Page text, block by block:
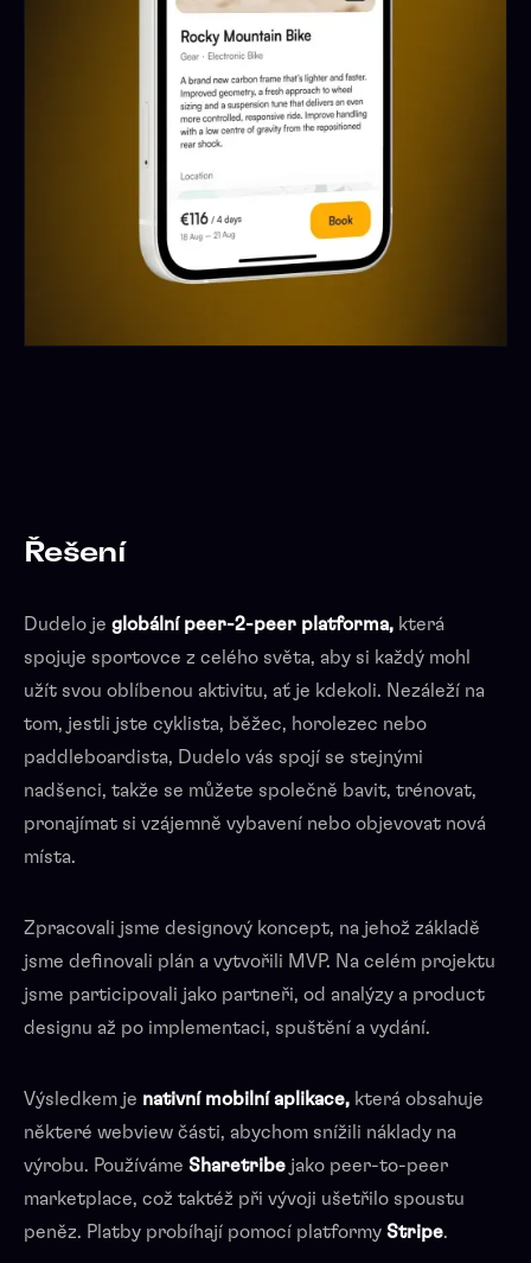
Řešení
Dudelo je globální peer-2-peer platforma, která
spojuje sportovce z celého světa, aby si každý mohl
užít svou oblíbenou aktivitu, ať je kdekoli. Nezáleží na
tom, jestli jste cyklista, běžec, horolezec nebo
paddleboardista, Dudelo vás spojí se stejnými
nadšenci, takže se můžete společně bavit, trénovat,
pronajímat si vzájemně vybavení nebo objevovat nová
místa.
Zpracovali jsme designový koncept, na jehož základě
jsme definovali plán a vytvořili MVP. Na celém projektu
jsme participovali jako partneři, od analýzy a product
designu až po implementaci, spuštění a vydání.
Výsledkem je nativní mobilní aplikace, která obsahuje
některé webview části, abychom snížili náklady na
výrobu. Používáme Sharetribe jako peer-to-peer
marketplace, což taktéž při vývoji ušetřilo spoustu
peněz. Platby probíhají pomocí platformy Stripe.